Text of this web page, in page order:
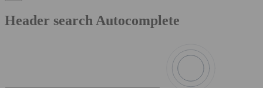
Header search Autocomplete